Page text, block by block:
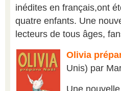
inédites en français,ont
quatre enfants. Une
lecteurs de tous âges,
Olivia
Unis) par
Une